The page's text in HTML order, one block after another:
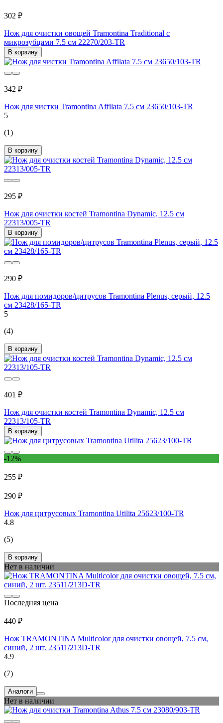
302 ₽
Нож для очистки овощей Tramontina Traditional с
микрозубцами 7.5 см 22270/203-TR
В корзину
342 ₽
Нож для чистки Tramontina Affilata 7.5 см 23650/103-TR
5
(1)
В корзину
295 ₽
Нож для очистки костей Tramontina Dynamic, 12.5 см
22313/005-TR
В корзину
290 ₽
Нож для помидоров/цитрусов Tramontina Plenus, серый, 12.5
см 23428/165-TR
5
(4)
В корзину
401 ₽
Нож для очистки костей Tramontina Dynamic, 12.5 см
22313/105-TR
В корзину
-12%
255 ₽
290 ₽
Нож для цитрусовых Tramontina Utilita 25623/100-TR
4.8
(5)
В корзину
Нет в наличии
Последняя цена
440 ₽
Нож TRAMONTINA Multicolor для очистки овощей, 7.5 см,
синий, 2 шт. 23511/213D-TR
4.9
(7)
Аналоги
Нет в наличии